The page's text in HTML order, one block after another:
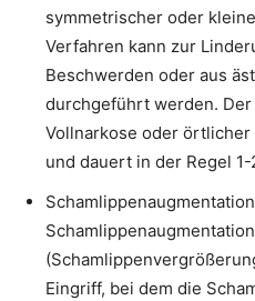
symmetrischer oder
Verfahren kann zur
Beschwerden oder aus
durchgeführt werden.
Vollnarkose oder
und dauert in der Regel
Schamlippenaugmentation
Eingriff, bei dem die